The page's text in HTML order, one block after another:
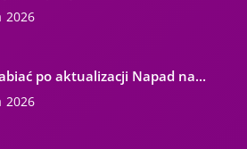
2026
po aktualizacji Napad na...
2026